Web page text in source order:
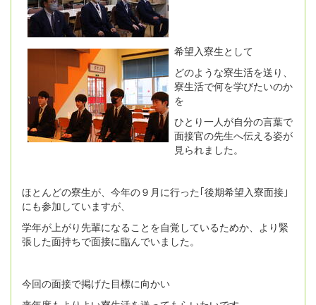
希望入寮生として
どのような寮生活を送り、
寮生活で何を学びたいのか
を
ひとり一人が自分の言葉で
面接官の先生へ伝える姿が
見られました。
ほとんどの寮生が、今年の９月に行った｢後期希望入寮面接｣
にも参加していますが、
学年が上がり先輩になることを自覚しているためか、より緊
張した面持ちで面接に臨んでいました。
今回の面接で掲げた目標に向かい